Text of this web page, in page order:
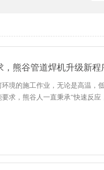
，熊谷管道焊机升级新程
境的施工作业，无论是高温，
求，熊谷人一直秉承“快速反应